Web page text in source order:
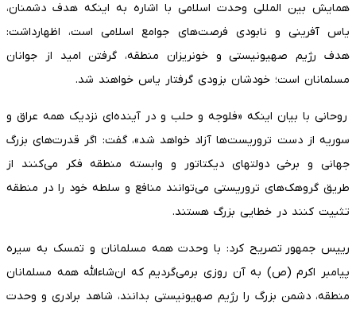
همایش بین المللی وحدت اسلامی با اشاره به اینکه هدف دشمنان،
یاس آفرینی و نابودی فرصت‌های جوامع اسلامی است، اظهارداشت:
هدف رژیم صهیونیستی و خونریزان منطقه، گرفتن امید از جوانان
مسلمانان است؛ خودشان بزودی گرفتار یاس خواهند شد.
روحانی با بیان اینکه «فلوجه و حلب و در آینده‌ای نزدیک همه عراق و
سوریه از دست تروریست‌ها آزاد خواهد شد»، گفت: اگر قدرت‌های بزرگ
جهانی و برخی دولتهای دیکتاتور و وابسته منطقه فکر می‌کنند از
طریق گروهک‌های تروریستی می‌توانند منافع و سلطه خود را در منطقه
تثبیت کنند در خطایی بزرگ هستند.
رییس‌ جمهور تصریح کرد: با وحدت همه مسلمانان و تمسک به سیره
پیامبر اکرم (ص) به آن روزی برمی‌گردیم که ان‌شاءالله همه مسلمانان
منطقه، دشمن بزرگ را رژیم صهیونیستی بدانند، شاهد برادری و وحدت